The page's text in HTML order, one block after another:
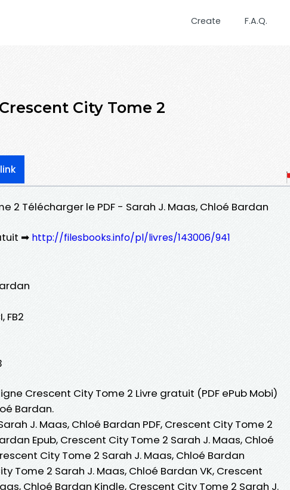
Create F.A.Q.
City Tome 2
2 Télécharger le PDF - Sarah J. Maas, Chloé Bardan
➡ http://filesbooks.info/pl/livres/143006/941
FB2
Crescent City Tome 2 Livre gratuit (PDF ePub Mobi)
Bardan.
J. Maas, Chloé Bardan PDF, Crescent City Tome 2
Epub, Crescent City Tome 2 Sarah J. Maas, Chloé
City Tome 2 Sarah J. Maas, Chloé Bardan
Tome 2 Sarah J. Maas, Chloé Bardan VK, Crescent
Chloé Bardan Kindle, Crescent City Tome 2 Sarah J.